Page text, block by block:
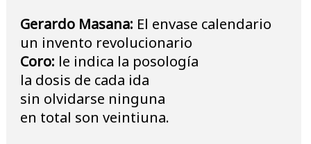
Gerardo Masana: El envase calendario
un invento revolucionario
Coro: le indica la posología
la dosis de cada ida
sin olvidarse ninguna
en total son veintiuna.